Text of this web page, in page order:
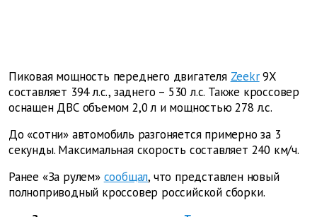
Пиковая мощность переднего двигателя Zeekr9X
составляет 394 л.с., заднего – 530 л.с. Также кроссовер
оснащен ДВС объемом 2,0 л и мощностью 278 л.с.
До «сотни» автомобиль разгоняется примерно за 3
секунды. Максимальная скорость составляет 240 км/ч.
Ранее «За рулем» сообщал, что представлен новый
полноприводный кроссовер российской сборки.